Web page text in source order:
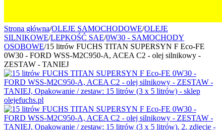
Strona główna/OLEJE SAMOCHODOWE/OLEJE
SILNIKOWE/LEPKOŚĆ SAE/0W30 - SAMOCHODY
OSOBOWE/15 litrów FUCHS TITAN SUPERSYN F Eco-FE
0W30 - FORD WSS-M2C950-A, ACEA C2 - olej silnikowy -
ZESTAW - TANIEJ